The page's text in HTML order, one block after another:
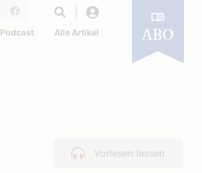
Facebook
Podcast Alle Artikel ABO
Vorlesen lassen